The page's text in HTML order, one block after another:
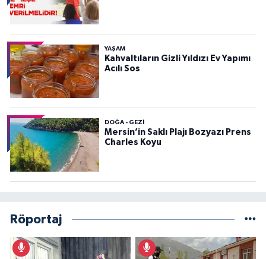
YAŞAM
Kahvaltıların Gizli Yıldızı Ev Yapımı
Acılı Sos
DOĞA - GEZI
Mersin’in Saklı Plajı Bozyazı Prens
Charles Koyu
Röportaj